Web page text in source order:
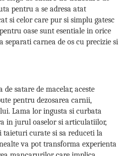
pentru a se adresa atat
si celor care pur si simplu gatesc
oase sunt esentiale in orice
separati carnea de os cu precizie si
satare de macelar, aceste
pentru dezosarea carnii,
Lama lor ingusta si curbata
in jurul oaselor si articulatiilor,
taieturi curate si sa reduceti la
va pot transforma experienta